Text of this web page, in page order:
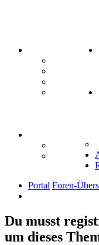
Mastodon
Tipprunde
Comunio
Portal Foren-
Du musst
um dieses